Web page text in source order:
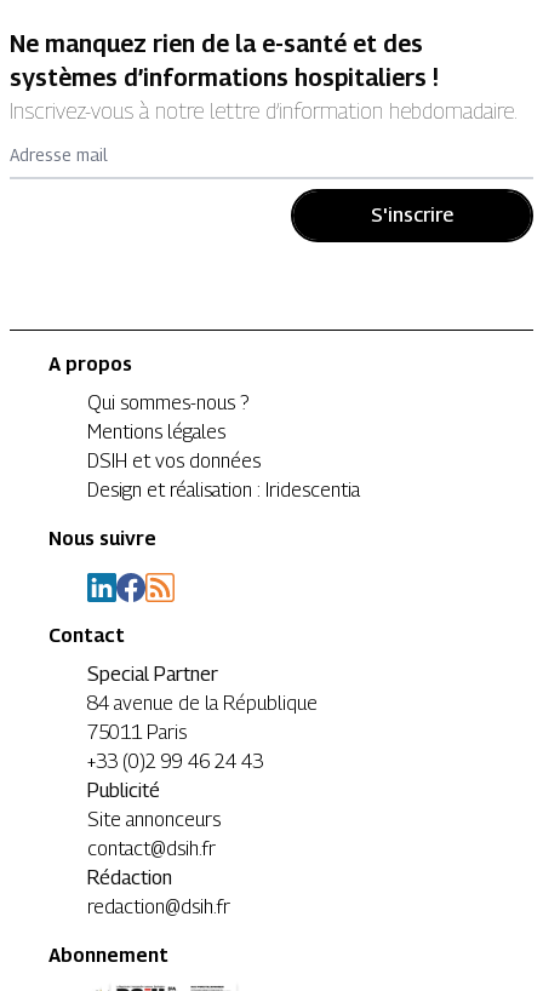
Ne manquez rien de la e-santé et des
systèmes d’informations hospitaliers !
Inscrivez-vous à notre lettre d’information hebdomadaire.
Adresse mail
S'inscrire
A propos
Qui sommes-nous ?
Mentions légales
DSIH et vos données
Design et réalisation : Iridescentia
Nous suivre
Contact
Special Partner
84 avenue de la République
75011 Paris
+33 (0)2 99 46 24 43
Publicité
Site annonceurs
contact@dsih.fr
Rédaction
redaction@dsih.fr
Abonnement